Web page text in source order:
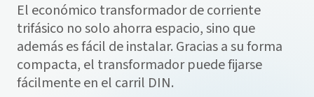
El económico transformador de corriente
trifásico no solo ahorra espacio, sino que
además es fácil de instalar. Gracias a su forma
compacta, el transformador puede fijarse
fácilmente en el carril DIN.